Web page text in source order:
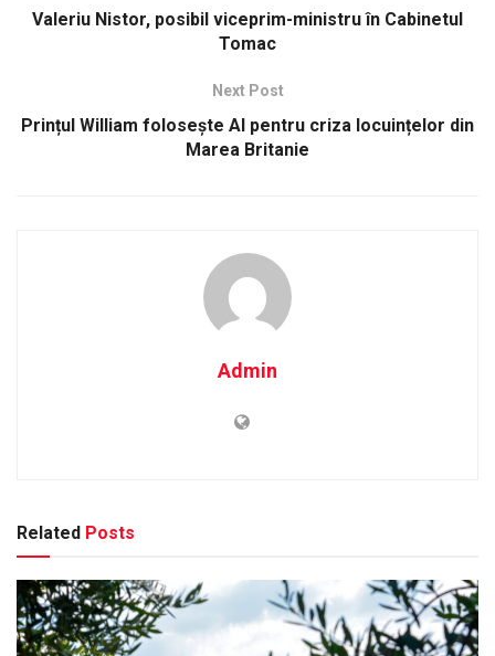
Valeriu Nistor, posibil viceprim-ministru în Cabinetul
Tomac
Next Post
Prințul William folosește AI pentru criza locuințelor din
Marea Britanie
Admin
Related Posts